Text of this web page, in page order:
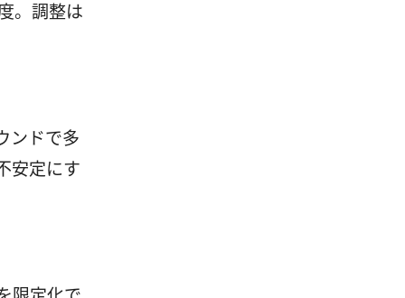
。調整は
ンドで多
安定にす